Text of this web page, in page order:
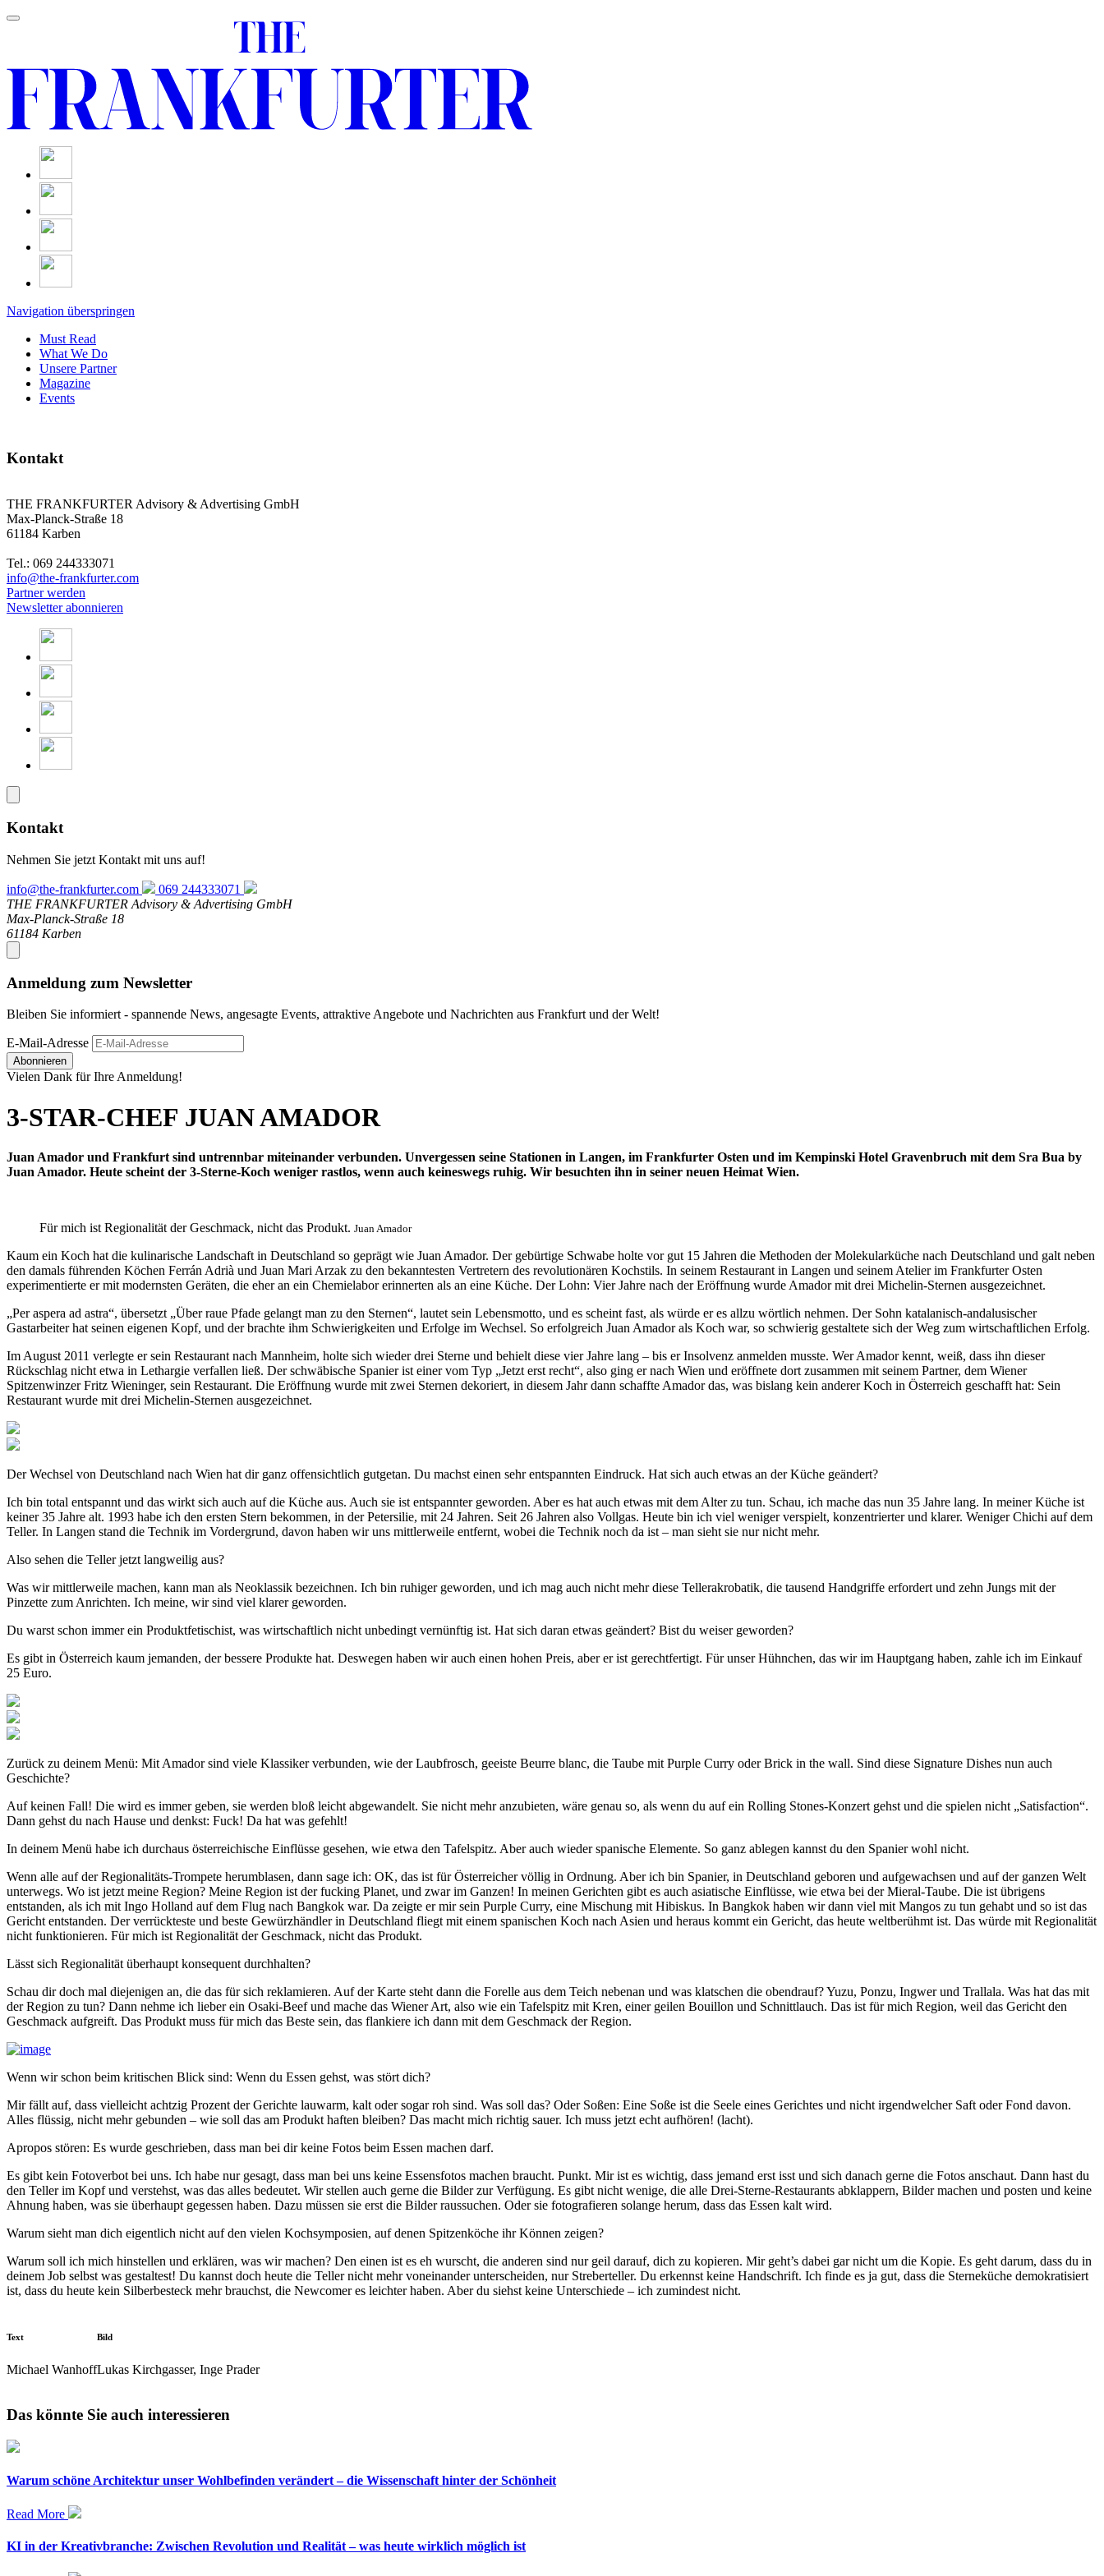
Navigation überspringen
Must Read
What We Do
Unsere Partner
Magazine
Events
Kontakt
THE FRANKFURTER Advisory & Advertising GmbH
Max-Planck-Straße 18
61184 Karben
Tel.: 069 244333071
info@the-frankfurter.com
Partner werden
Newsletter abonnieren
Kontakt
Nehmen Sie jetzt Kontakt mit uns auf!
info@the-frankfurter.com
069 244333071
THE FRANKFURTER Advisory & Advertising GmbH
Max-Planck-Straße 18
61184 Karben
Anmeldung zum Newsletter
Bleiben Sie informiert - spannende News, angesagte Events, attraktive Angebote und Nachrichten aus Frankfurt und der Welt!
E-Mail-Adresse
Abonnieren
Vielen Dank für Ihre Anmeldung!
3-STAR-CHEF JUAN AMADOR
Juan Amador und Frankfurt sind untrennbar miteinander verbunden. Unvergessen seine Stationen in Langen, im Frankfurter Osten und im Kempinski Hotel Gravenbruch mit dem Sra Bua by
Juan Amador. Heute scheint der 3-Sterne-Koch weniger rastlos, wenn auch keineswegs ruhig. Wir besuchten ihn in seiner neuen Heimat Wien.
Für mich ist Regionalität der Geschmack, nicht das Produkt. Juan Amador
Kaum ein Koch hat die kulinarische Landschaft in Deutschland so geprägt wie Juan Amador. Der gebürtige Schwabe holte vor gut 15 Jahren die Methoden der Molekularküche nach Deutschland und galt neben
den damals führenden Köchen Ferrán Adrià und Juan Mari Arzak zu den bekanntesten Vertretern des revolutionären Kochstils. In seinem Restaurant in Langen und seinem Atelier im Frankfurter Osten
experimentierte er mit modernsten Geräten, die eher an ein Chemielabor erinnerten als an eine Küche. Der Lohn: Vier Jahre nach der Eröffnung wurde Amador mit drei Michelin-Sternen ausgezeichnet.
„Per aspera ad astra“, übersetzt „Über raue Pfade gelangt man zu den Sternen“, lautet sein Lebensmotto, und es scheint fast, als würde er es allzu wörtlich nehmen. Der Sohn katalanisch-andalusischer
Gastarbeiter hat seinen eigenen Kopf, und der brachte ihm Schwierigkeiten und Erfolge im Wechsel. So erfolgreich Juan Amador als Koch war, so schwierig gestaltete sich der Weg zum wirtschaftlichen Erfolg.
Im August 2011 verlegte er sein Restaurant nach Mannheim, holte sich wieder drei Sterne und behielt diese vier Jahre lang – bis er Insolvenz anmelden musste. Wer Amador kennt, weiß, dass ihn dieser
Rückschlag nicht etwa in Lethargie verfallen ließ. Der schwäbische Spanier ist einer vom Typ „Jetzt erst recht“, also ging er nach Wien und eröffnete dort zusammen mit seinem Partner, dem Wiener
Spitzenwinzer Fritz Wieninger, sein Restaurant. Die Eröffnung wurde mit zwei Sternen dekoriert, in diesem Jahr dann schaffte Amador das, was bislang kein anderer Koch in Österreich geschafft hat: Sein
Restaurant wurde mit drei Michelin-Sternen ausgezeichnet.
Der Wechsel von Deutschland nach Wien hat dir ganz offensichtlich gutgetan. Du machst einen sehr entspannten Eindruck. Hat sich auch etwas an der Küche geändert?
Ich bin total entspannt und das wirkt sich auch auf die Küche aus. Auch sie ist entspannter geworden. Aber es hat auch etwas mit dem Alter zu tun. Schau, ich mache das nun 35 Jahre lang. In meiner Küche ist
keiner 35 Jahre alt. 1993 habe ich den ersten Stern bekommen, in der Petersilie, mit 24 Jahren. Seit 26 Jahren also Vollgas. Heute bin ich viel weniger verspielt, konzentrierter und klarer. Weniger Chichi auf dem
Teller. In Langen stand die Technik im Vordergrund, davon haben wir uns mittlerweile entfernt, wobei die Technik noch da ist – man sieht sie nur nicht mehr.
Also sehen die Teller jetzt langweilig aus?
Was wir mittlerweile machen, kann man als Neoklassik bezeichnen. Ich bin ruhiger geworden, und ich mag auch nicht mehr diese Tellerakrobatik, die tausend Handgriffe erfordert und zehn Jungs mit der
Pinzette zum Anrichten. Ich meine, wir sind viel klarer geworden.
Du warst schon immer ein Produktfetischist, was wirtschaftlich nicht unbedingt vernünftig ist. Hat sich daran etwas geändert? Bist du weiser geworden?
Es gibt in Österreich kaum jemanden, der bessere Produkte hat. Deswegen haben wir auch einen hohen Preis, aber er ist gerechtfertigt. Für unser Hühnchen, das wir im Hauptgang haben, zahle ich im Einkauf
25 Euro.
Zurück zu deinem Menü: Mit Amador sind viele Klassiker verbunden, wie der Laubfrosch, geeiste Beurre blanc, die Taube mit Purple Curry oder Brick in the wall. Sind diese Signature Dishes nun auch
Geschichte?
Auf keinen Fall! Die wird es immer geben, sie werden bloß leicht abgewandelt. Sie nicht mehr anzubieten, wäre genau so, als wenn du auf ein Rolling Stones-Konzert gehst und die spielen nicht „Satisfaction“.
Dann gehst du nach Hause und denkst: Fuck! Da hat was gefehlt!
In deinem Menü habe ich durchaus österreichische Einflüsse gesehen, wie etwa den Tafelspitz. Aber auch wieder spanische Elemente. So ganz ablegen kannst du den Spanier wohl nicht.
Wenn alle auf der Regionalitäts-Trompete herumblasen, dann sage ich: OK, das ist für Österreicher völlig in Ordnung. Aber ich bin Spanier, in Deutschland geboren und aufgewachsen und auf der ganzen Welt
unterwegs. Wo ist jetzt meine Region? Meine Region ist der fucking Planet, und zwar im Ganzen! In meinen Gerichten gibt es auch asiatische Einflüsse, wie etwa bei der Mieral-Taube. Die ist übrigens
entstanden, als ich mit Ingo Holland auf dem Flug nach Bangkok war. Da zeigte er mir sein Purple Curry, eine Mischung mit Hibiskus. In Bangkok haben wir dann viel mit Mangos zu tun gehabt und so ist das
Gericht entstanden. Der verrückteste und beste Gewürzhändler in Deutschland fliegt mit einem spanischen Koch nach Asien und heraus kommt ein Gericht, das heute weltberühmt ist. Das würde mit Regionalität
nicht funktionieren. Für mich ist Regionalität der Geschmack, nicht das Produkt.
Lässt sich Regionalität überhaupt konsequent durchhalten?
Schau dir doch mal diejenigen an, die das für sich reklamieren. Auf der Karte steht dann die Forelle aus dem Teich nebenan und was klatschen die obendrauf? Yuzu, Ponzu, Ingwer und Trallala. Was hat das mit
der Region zu tun? Dann nehme ich lieber ein Osaki-Beef und mache das Wiener Art, also wie ein Tafelspitz mit Kren, einer geilen Bouillon und Schnittlauch. Das ist für mich Region, weil das Gericht den
Geschmack aufgreift. Das Produkt muss für mich das Beste sein, das flankiere ich dann mit dem Geschmack der Region.
Wenn wir schon beim kritischen Blick sind: Wenn du Essen gehst, was stört dich?
Mir fällt auf, dass vielleicht achtzig Prozent der Gerichte lauwarm, kalt oder sogar roh sind. Was soll das? Oder Soßen: Eine Soße ist die Seele eines Gerichtes und nicht irgendwelcher Saft oder Fond davon.
Alles flüssig, nicht mehr gebunden – wie soll das am Produkt haften bleiben? Das macht mich richtig sauer. Ich muss jetzt echt aufhören! (lacht).
Apropos stören: Es wurde geschrieben, dass man bei dir keine Fotos beim Essen machen darf.
Es gibt kein Fotoverbot bei uns. Ich habe nur gesagt, dass man bei uns keine Essensfotos machen braucht. Punkt. Mir ist es wichtig, dass jemand erst isst und sich danach gerne die Fotos anschaut. Dann hast du
den Teller im Kopf und verstehst, was das alles bedeutet. Wir stellen auch gerne die Bilder zur Verfügung. Es gibt nicht wenige, die alle Drei-Sterne-Restaurants abklappern, Bilder machen und posten und keine
Ahnung haben, was sie überhaupt gegessen haben. Dazu müssen sie erst die Bilder raussuchen. Oder sie fotografieren solange herum, dass das Essen kalt wird.
Warum sieht man dich eigentlich nicht auf den vielen Kochsymposien, auf denen Spitzenköche ihr Können zeigen?
Warum soll ich mich hinstellen und erklären, was wir machen? Den einen ist es eh wurscht, die anderen sind nur geil darauf, dich zu kopieren. Mir geht’s dabei gar nicht um die Kopie. Es geht darum, dass du in
deinem Job selbst was gestaltest! Du kannst doch heute die Teller nicht mehr voneinander unterscheiden, nur Streberteller. Du erkennst keine Handschrift. Ich finde es ja gut, dass die Sterneküche demokratisiert
ist, dass du heute kein Silberbesteck mehr brauchst, die Newcomer es leichter haben. Aber du siehst keine Unterschiede – ich zumindest nicht.
Text
Michael Wanhoff
Bild
Lukas Kirchgasser, Inge Prader
Das könnte Sie auch interessieren
Warum schöne Architektur unser Wohlbefinden verändert – die Wissenschaft hinter der Schönheit
Read More
KI in der Kreativbranche: Zwischen Revolution und Realität – was heute wirklich möglich ist